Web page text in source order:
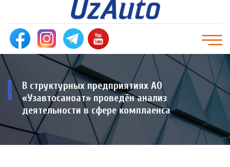
В структурных предприятиях АО
«Узавтосаноат» проведён анализ
деятельности в сфере комплаенса